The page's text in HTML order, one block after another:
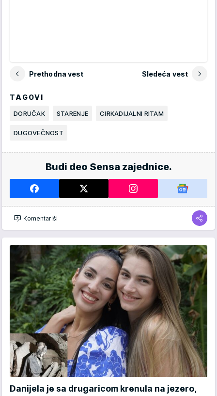
Prethodna vest Sledeća vest
TAGOVI
DORUČAK STARENJE CIRKADIJALNI RITAM
DUGOVEČNOST
Budi deo Sensa zajednice.
Komentariši
Danijela je sa drugaricom krenula na jezero,